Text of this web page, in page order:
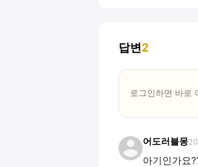
답변2
로그인하면 바로
어도러블몽
아기인가요